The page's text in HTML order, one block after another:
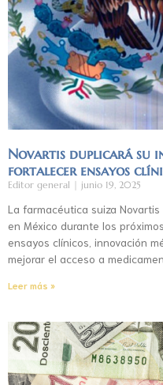
Novartis duplicará su
fortalecer ensayos
Editor general junio 19, 2025
La farmacéutica suiza
en México durante los
ensayos clínicos, innovación
mejorar el acceso a
Leer más »